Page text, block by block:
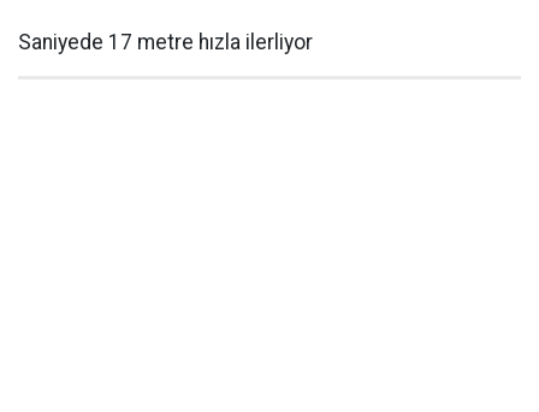
Saniyede 17 metre hızla ilerliyor